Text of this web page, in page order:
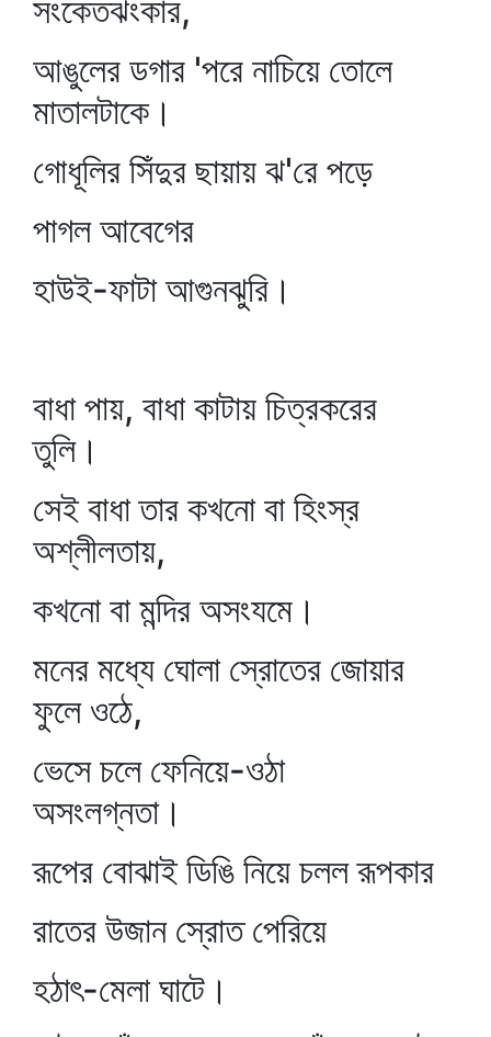
সংকেতঝংকার,
আঙুলের ডগার 'পরে নাচিয়ে তোলে
মাতালটাকে।
গোধূলির সিঁদুর ছায়ায় ঝ'রে পড়ে
পাগল আবেগের
হাউই-ফাটা আগুনঝুরি।
বাধা পায়, বাধা কাটায় চিত্রকরের
তুলি।
সেই বাধা তার কখনো বা হিংস্র
অশ্লীলতায়,
কখনো বা মন্দির অসংযমে।
মনের মধ্যে ঘোলা স্রোতের জোয়ার
ফুলে ওঠে,
ভেসে চলে ফেনিয়ে-ওঠা
অসংলগ্নতা।
রূপের বোঝাই ডিঙি নিয়ে চলল রূপকার
রাতের উজান স্রোত পেরিয়ে
হঠাৎ-মেলা ঘাটে।